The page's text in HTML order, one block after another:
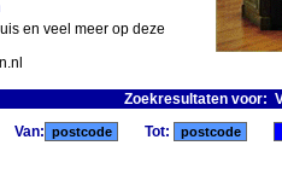
en veel meer op deze
Zoekresultaten voor:
Van: Tot: